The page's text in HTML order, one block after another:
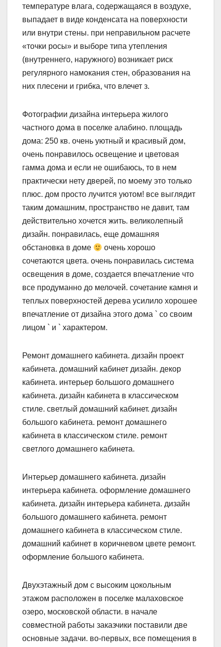
температуре влага, содержащаяся в воздухе,
выпадает в виде конденсата на поверхности
или внутри стены. при неправильном расчете
«точки росы» и выборе типа утепления
(внутреннего, наружного) возникает риск
регулярного намокания стен, образования на
них плесени и грибка, что влечет з.
Фотографии дизайна интерьера жилого
частного дома в поселке алабино. площадь
дома: 250 кв. очень уютный и красивый дом,
очень понравилось освещение и цветовая
гамма дома и если не ошибаюсь, то в нем
практически нету дверей, по моему это только
плюс. дом просто лучится уютом! все выглядит
таким домашним, пространство не давит, там
действительно хочется жить. великолепный
дизайн. понравилась, еще домашняя
обстановка в доме
очень хорошо
сочетаются цвета. очень понравилась система
освещения в доме, создается впечатление что
все продуманно до мелочей. сочетание камня и
теплых поверхностей дерева усилило хорошее
впечатление от дизайна этого дома ` со своим
лицом ` и ` характером.
Ремонт домашнего кабинета. дизайн проект
кабинета. домашний кабинет дизайн. декор
кабинета. интерьер большого домашнего
кабинета. дизайн кабинета в классическом
стиле. светлый домашний кабинет. дизайн
большого кабинета. ремонт домашнего
кабинета в классическом стиле. ремонт
светлого домашнего кабинета.
Интерьер домашнего кабинета. дизайн
интерьера кабинета. оформление домашнего
кабинета. дизайн интерьера кабинета. дизайн
большого домашнего кабинета. ремонт
домашнего кабинета в классическом стиле.
домашний кабинет в коричневом цвете ремонт.
оформление большого кабинета.
Двухэтажный дом с высоким цокольным
этажом расположен в поселке малаховское
озеро, московской области. в начале
совместной работы заказчики поставили две
основные задачи. во-первых, все помещения в